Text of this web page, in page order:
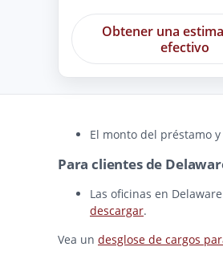
Obtener una
efectivo
El monto del préstamo
Para clientes de
Las oficinas en
descargar.
Vea un desglose de cargos